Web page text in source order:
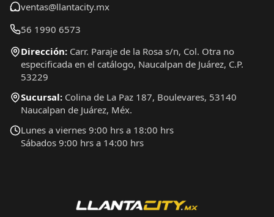
ventas@llantacity.mx
56 1990 6573
Dirección: Carr. Paraje de la Rosa s/n, Col. Otra no
especificada en el catálogo, Naucalpan de Juárez, C.P.
53229
Sucursal: Colina de La Paz 187, Boulevares, 53140
Naucalpan de Juárez, Méx.
Lunes a viernes 9:00 hrs a 18:00 hrs
Sábados 9:00 hrs a 14:00 hrs